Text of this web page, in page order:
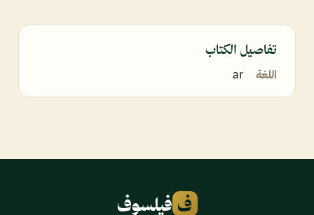
تفاصيل الكتاب
اللغة ar
ف فيلسوف